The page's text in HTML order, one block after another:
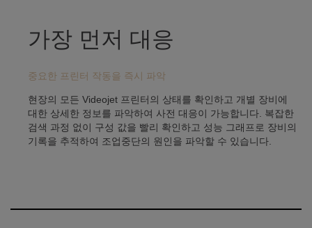
가장 먼저 대응
중요한 프린터 작동을 즉시 파악
현장의 모든 Videojet 프린터의 상태를 확인하고 개별 장비에
대한 상세한 정보를 파악하여 사전 대응이 가능합니다. 복잡한
검색 과정 없이 구성 값을 빨리 확인하고 성능 그래프로 장비의
기록을 추적하여 조업중단의 원인을 파악할 수 있습니다.